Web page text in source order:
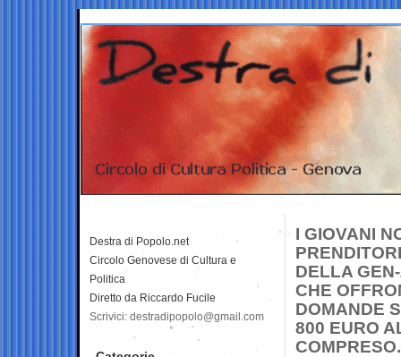
I GIOVANI
DELLA
CHE
DOMANDE
800 EURO
Destra di Popolo.net
Circolo Genovese di Cultura e
Politica
Diretto da Riccardo Fucile
Scrivici: destradipopolo@gmail.com